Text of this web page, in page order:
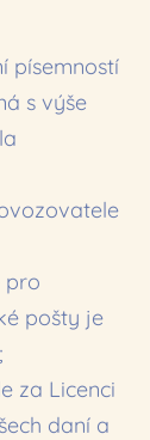
písemností
s výše
pro
pošty je
;
za Licenci
daní a